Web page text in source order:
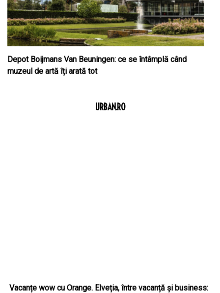
Depot Boijmans Van Beuningen: ce se întâmplă când
muzeul de artă îți arată tot
URBAN.RO
Vacanțe wow cu Orange. Elveția, între vacanță și business: